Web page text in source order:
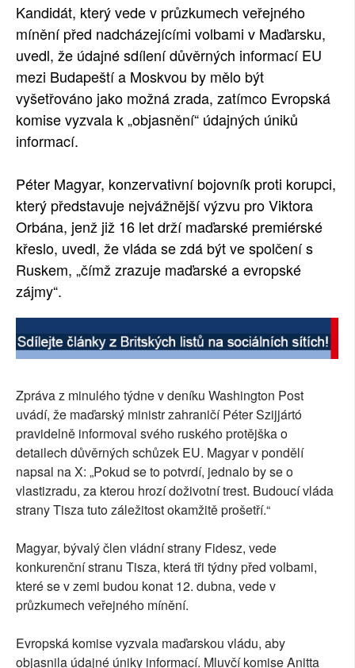
Kandidát, který vede v průzkumech veřejného
mínění před nadcházejícími volbami v Maďarsku,
uvedl, že údajné sdílení důvěrných informací EU
mezi Budapeští a Moskvou by mělo být
vyšetřováno jako možná zrada, zatímco Evropská
komise vyzvala k „objasnění“ údajných úniků
informací.
Péter Magyar, konzervativní bojovník proti korupci,
který představuje nejvážnější výzvu pro Viktora
Orbána, jenž již 16 let drží maďarské premiérské
křeslo, uvedl, že vláda se zdá být ve spolčení s
Ruskem, „čímž zrazuje maďarské a evropské
zájmy“.
Zpráva z minulého týdne v deníku Washington Post
uvádí, že maďarský ministr zahraničí Péter Szijjártó
pravidelně informoval svého ruského protějška o
detailech důvěrných schůzek EU. Magyar v pondělí
napsal na X: „Pokud se to potvrdí, jednalo by se o
vlastizradu, za kterou hrozí doživotní trest. Budoucí vláda
strany Tisza tuto záležitost okamžitě prošetří.“
Magyar, bývalý člen vládní strany Fidesz, vede
konkurenční stranu Tisza, která tři týdny před volbami,
které se v zemi budou konat 12. dubna, vede v
průzkumech veřejného mínění.
Evropská komise vyzvala maďarskou vládu, aby
objasnila údajné úniky informací. Mluvčí komise Anitta